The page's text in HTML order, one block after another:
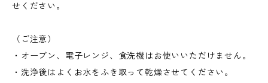
せください。
（ご注意）
・オーブン、電子レンジ、食洗機はお使いいただけません。
・洗浄後はよくお水をふき取って乾燥させてください。